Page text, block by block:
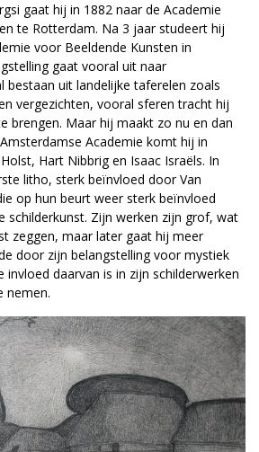
gaat hij in 1882 naar de Academie
te Rotterdam. Na 3 jaar studeert hij
voor Beeldende Kunsten in
gaat vooral uit naar
bestaan uit landelijke taferelen zoals
vergezichten, vooral sferen tracht hij
brengen. Maar hij maakt zo nu en dan
Academie komt hij in
Hart Nibbrig en Isaac Israëls. In
litho, sterk beïnvloed door Van
op hun beurt weer sterk beïnvloed
schilderkunst. Zijn werken zijn grof, wat
zeggen, maar later gaat hij meer
door zijn belangstelling voor mystiek
daarvan is in zijn schilderwerken
nemen.